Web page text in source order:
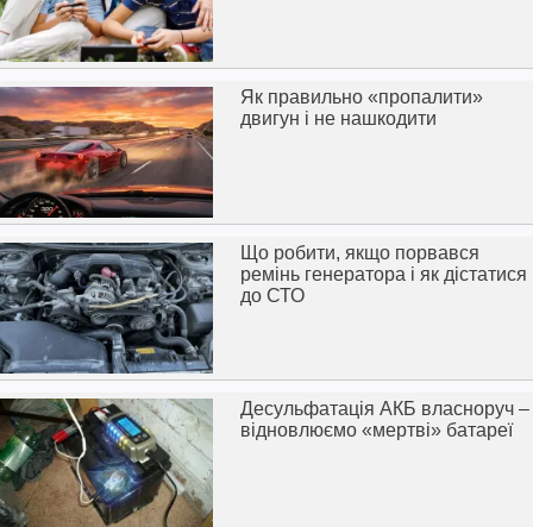
Як правильно «пропалити»
двигун і не нашкодити
Що робити, якщо порвався
ремінь генератора і як дістатися
до СТО
Десульфатація АКБ власноруч –
відновлюємо «мертві» батареї